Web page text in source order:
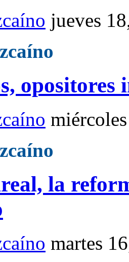
jueves
opositores
la
martes